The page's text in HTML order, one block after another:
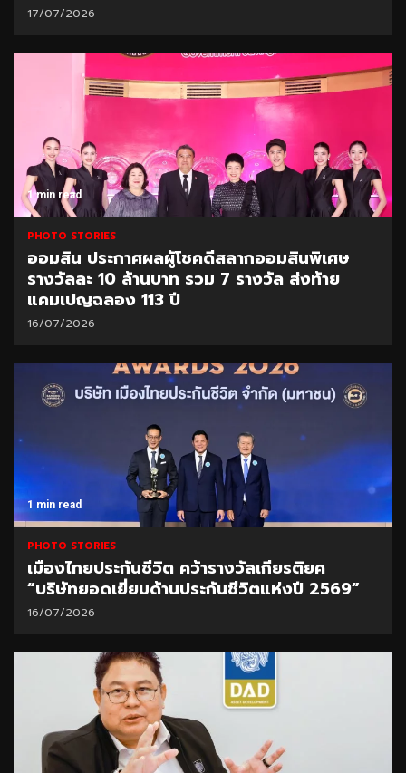
17/07/2026
1 min read
PHOTO STORIES
ออมสิน ประกาศผลผู้โชคดีสลากออมสินพิเศษ
รางวัลละ 10 ล้านบาท รวม 7 รางวัล ส่งท้าย
แคมเปญฉลอง 113 ปี
16/07/2026
1 min read
PHOTO STORIES
เมืองไทยประกันชีวิต คว้ารางวัลเกียรติยศ
“บริษัทยอดเยี่ยมด้านประกันชีวิตแห่งปี 2569”
16/07/2026